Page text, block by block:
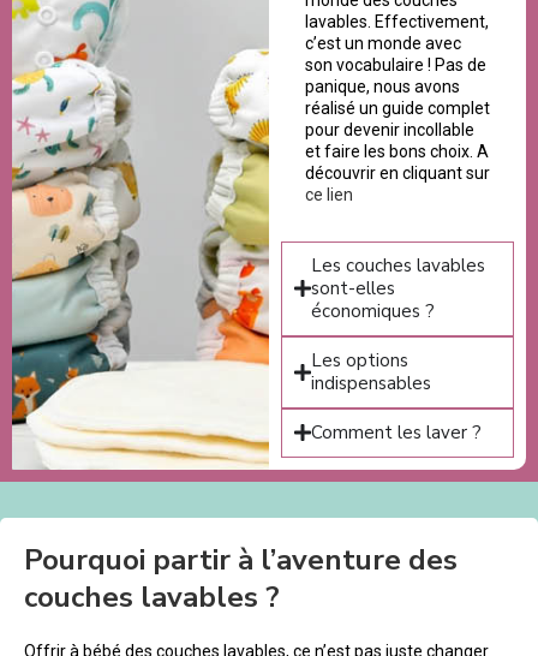
lavables. Effectivement,
c’est un monde avec
son vocabulaire ! Pas de
panique, nous avons
réalisé un guide complet
pour devenir incollable
et faire les bons choix. A
découvrir en cliquant sur
ce lien
Les couches lavables
sont-elles
économiques ?
Les options
indispensables
Comment les laver ?
Pourquoi partir à l’aventure des
couches lavables ?
Offrir à bébé des couches lavables, ce n’est pas juste changer